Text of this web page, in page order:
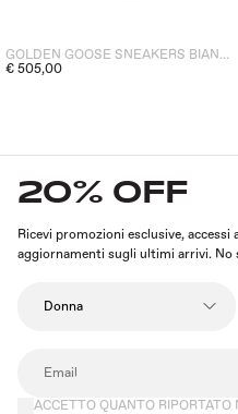
GOLDEN GOOSE SNEAKERS BIANCO-ROSA DONNA SUPER STAR
€ 505,00
20% OFF
Ricevi promozioni esclusive,
aggiornamenti sugli ultimi arrivi. No
ACCETTO QUANTO RIPORTATO